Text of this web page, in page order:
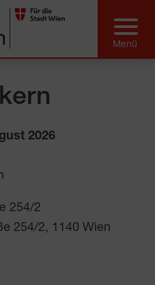
2026
254/2
254/2, 1140 Wien